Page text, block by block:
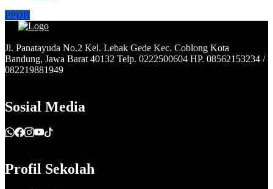
PPDB
Jl. Panatayuda No.2 Kel. Lebak Gede Kec. Coblong Kota
Bandung, Jawa Barat 40132 Telp. 0222500604 HP. 08562153234 /
082219881949
Sosial Media
Profil Sekolah